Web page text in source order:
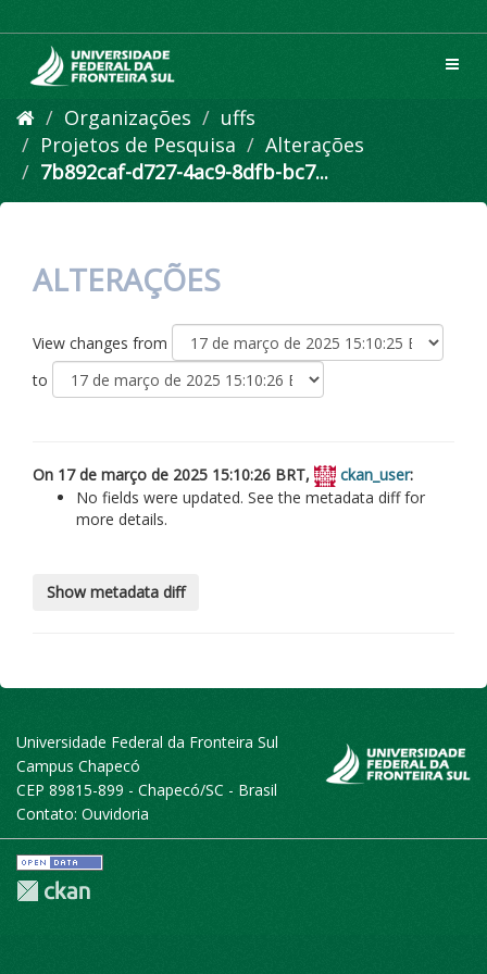
para
conteúdo
Organizações
uffs
Projetos de Pesquisa
Alterações
7b892caf-d727-4ac9-8dfb-bc7...
ALTERAÇÕES
View changes from
to
On 17 de março de 2025 15:10:26 BRT, ckan_user:
No fields were updated. See the metadata diff for
more details.
Universidade Federal da Fronteira Sul
Campus Chapecó
CEP 89815-899 - Chapecó/SC - Brasil
Contato: Ouvidoria